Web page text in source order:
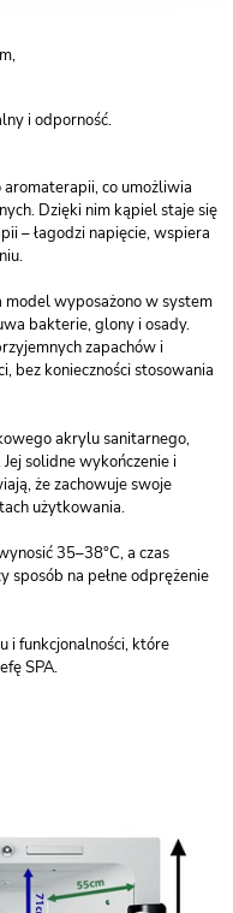
i odporność.
co umożliwia
Dzięki nim kąpiel staje się
– łagodzi napięcie, wspiera
wyposażono w system
bakterie, glony i osady.
zapachów i
bez konieczności stosowania
akrylu sanitarnego,
solidne wykończenie i
że zachowuje swoje
użytkowania.
35–38°C, a czas
na pełne odprężenie
i funkcjonalności, które
SPA.